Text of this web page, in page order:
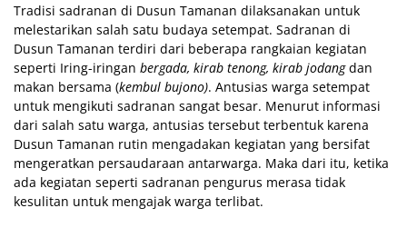
Tradisi sadranan di Dusun Tamanan dilaksanakan untuk
melestarikan salah satu budaya setempat. Sadranan di
Dusun Tamanan terdiri dari beberapa rangkaian kegiatan
seperti Iring-iringan bergada, kirab tenong, kirab jodangdan
makan bersama (kembul bujono). Antusias warga setempat
untuk mengikuti sadranan sangat besar. Menurut informasi
dari salah satu warga, antusias tersebut terbentuk karena
Dusun Tamanan rutin mengadakan kegiatan yang bersifat
mengeratkan persaudaraan antarwarga. Maka dari itu, ketika
ada kegiatan seperti sadranan pengurus merasa tidak
kesulitan untuk mengajak warga terlibat.